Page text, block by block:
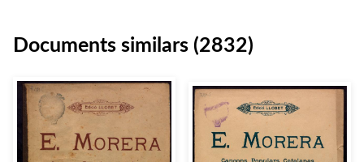
Documents similars (2832)